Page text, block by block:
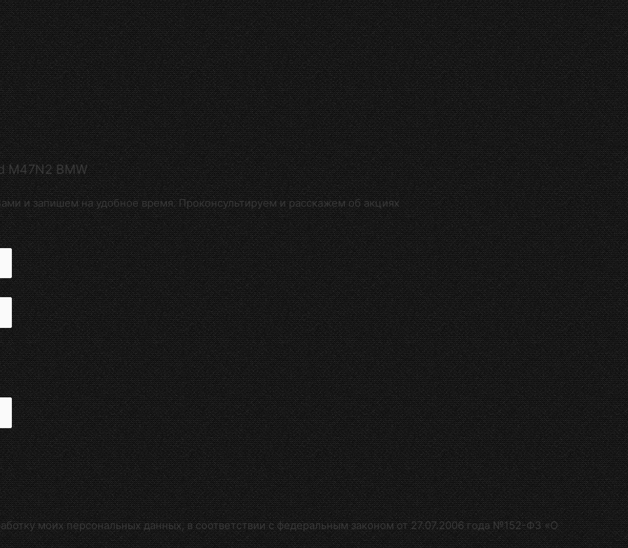
BMW
и запишем на удобное время. Проконсультируем и расскажем об акциях
моих персональных данных, в соответствии с федеральным законом от 27.07.2006 года №152-Ф3 «О